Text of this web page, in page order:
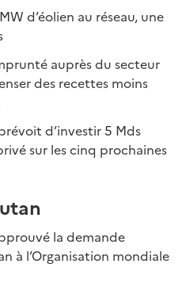
d’éolien au réseau, une
auprès du secteur
des recettes moins
d’investir 5 Mds
sur les cinq prochaines
la demande
à l’Organisation mondiale